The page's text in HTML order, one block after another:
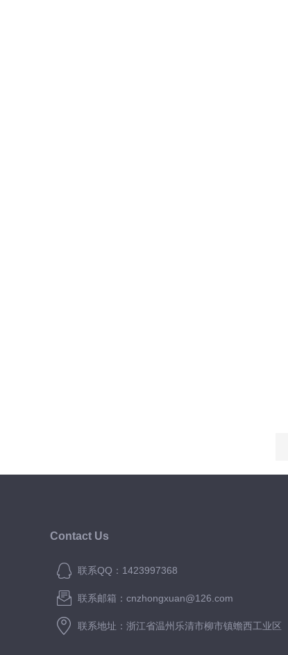
Contact Us
联系QQ：1423997368
联系邮箱：cnzhongxuan@126.com
联系地址：浙江省温州乐清市柳市镇蟾西工业区